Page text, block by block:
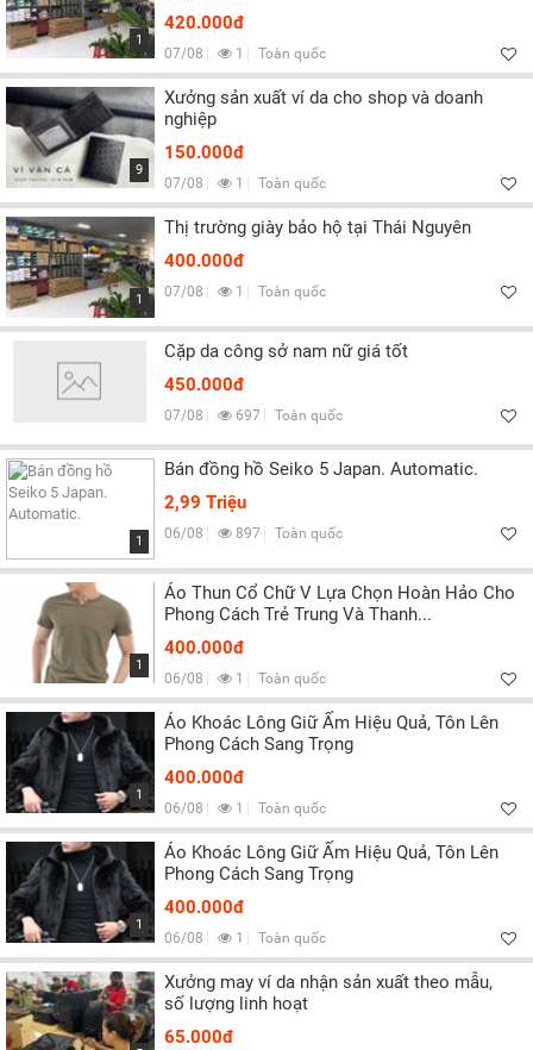
1
420.000đ
07/08 1 Toàn quốc
9
Xưởng sản xuất ví da cho shop và doanh
nghiệp
150.000đ
07/08 1 Toàn quốc
1
Thị trường giày bảo hộ tại Thái Nguyên
400.000đ
07/08 1 Toàn quốc
Cặp da công sở nam nữ giá tốt
450.000đ
07/08 697 Toàn quốc
1
Bán đồng hồ Seiko 5 Japan. Automatic.
2,99 Triệu
06/08 897 Toàn quốc
1
Áo Thun Cổ Chữ V Lựa Chọn Hoàn Hảo Cho
Phong Cách Trẻ Trung Và Thanh...
400.000đ
06/08 1 Toàn quốc
1
Áo Khoác Lông Giữ Ấm Hiệu Quả, Tôn Lên
Phong Cách Sang Trọng
400.000đ
06/08 1 Toàn quốc
1
Áo Khoác Lông Giữ Ấm Hiệu Quả, Tôn Lên
Phong Cách Sang Trọng
400.000đ
06/08 1 Toàn quốc
Xưởng may ví da nhận sản xuất theo mẫu,
số lượng linh hoạt
65.000đ